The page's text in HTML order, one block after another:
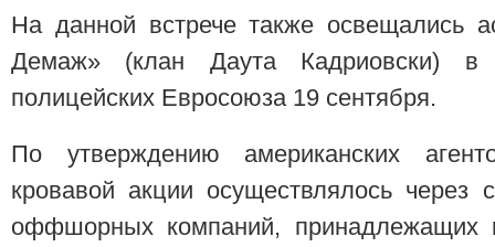
На данной встрече также освещались
Демаж» (клан Даута Кадриовски) в
полицейских Евросоюза 19 сентября.
По утверждению американских
кровавой акции осуществлялось через
оффшорных компаний, принадлежащих